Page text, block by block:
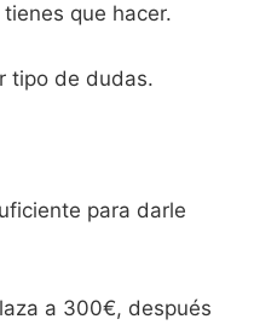
que hacer.
tipo de dudas.
para darle
a 300€, después